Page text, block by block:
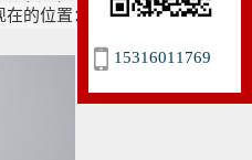
析_保险规划_姜瑛律师
在的位置： 主页>保险合同>
15316011769